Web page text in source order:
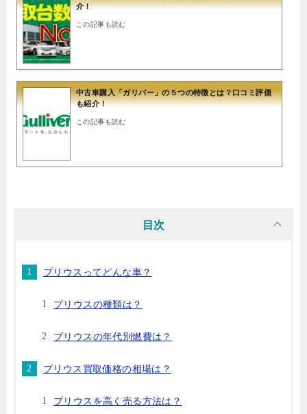
介！
この記事も読む
中古車購入「ガリバー」の５つの特徴とは？口コミ評価
も紹介！
この記事も読む
目次
プリウスってどんな車？
プリウスの種類は？
プリウスの年代別燃費は？
プリウス買取価格の相場は？
プリウスを高く売る方法は？